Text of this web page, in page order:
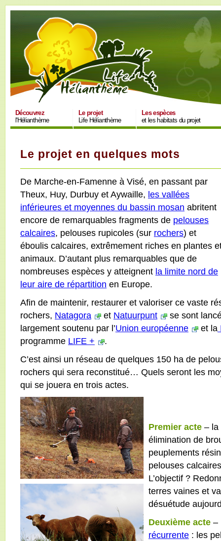
Découvrez
l'Hélianthème
Le projet
Life Hélianthème
Les espèces
et les habitats du projet
Le projet en quelques mots
De Marche-en-Famenne à Visé, en passant par
Theux, Huy, Durbuy et Aywaille, les vallées
inférieures et moyennes du bassin mosan abritent
encore de remarquables fragments de pelouses
calcaires, pelouses rupicoles (sur rochers) et
éboulis calcaires, extrêmement riches en plantes
animaux. D’autant plus remarquables que de
nombreuses espèces y atteignent la limite nord de
leur aire de répartition en Europe.
Afin de maintenir, restaurer et valoriser ce vaste
rochers, Natagora et Natuurpunt
se sont
largement soutenu par l’Union européenne et la
programme LIFE +
.
C’est ainsi un réseau de quelques 150 ha de
rochers qui sera reconstitué… Quels seront les
qui se jouera en trois actes.
Premier acte –
élimination de
peuplements
pelouses
L’objectif ?
terres vaines et
désuétude
Deuxième acte –
récurrente : les